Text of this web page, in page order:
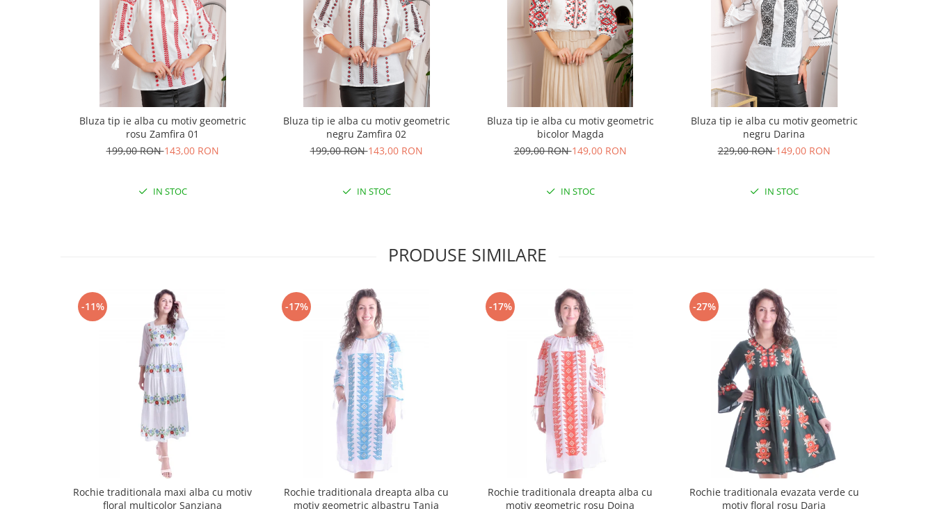
Bluza tip ie alba cu motiv geometric
rosu Zamfira 01
199,00 RON143,00 RON
IN STOC
Bluza tip ie alba cu motiv geometric
negru Zamfira 02
199,00 RON143,00 RON
IN STOC
Bluza tip ie alba cu motiv geometric
bicolor Magda
209,00 RON149,00 RON
IN STOC
Bluza tip ie alba cu motiv geometric
negru Darina
229,00 RON149,00 RON
IN STOC
PRODUSE SIMILARE
-11%
Rochie traditionala maxi alba cu motiv
floral multicolor Sanziana
-17%
Rochie traditionala dreapta alba cu
motiv geometric albastru Tania
-17%
Rochie traditionala dreapta alba cu
motiv geometric rosu Doina
-27%
Rochie traditionala evazata verde cu
motiv floral rosu Daria